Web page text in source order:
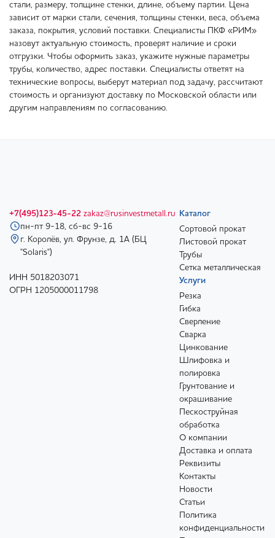
стали, размеру, толщине стенки, длине, объему партии. Цена
зависит от марки стали, сечения, толщины стенки, веса, объема
заказа, покрытия, условий поставки. Специалисты ПКФ «РИМ»
назовут актуальную стоимость, проверят наличие и сроки
отгрузки. Чтобы оформить заказ, укажите нужные параметры
трубы, количество, адрес поставки. Специалисты ответят на
технические вопросы, выберут материал под задачу, рассчитают
стоимость и организуют доставку по Московской области или
другим направлениям по согласованию.
+7(495)123-45-22 zakaz@rusinvestmetall.ru
пн-пт 9-18, сб-вс 9-16
г. Королёв, ул. Фрунзе, д. 1А (БЦ
"Solaris")
ИНН 5018203071
ОГРН 1205000011798
Каталог
Сортовой прокат
Листовой прокат
Трубы
Сетка металлическая
Услуги
Резка
Гибка
Сверление
Сварка
Цинкование
Шлифовка и
полировка
Грунтование и
окрашивание
Пескоструйная
обработка
О компании
Доставка и оплата
Реквизиты
Контакты
Новости
Статьи
Политика
конфиденциальности